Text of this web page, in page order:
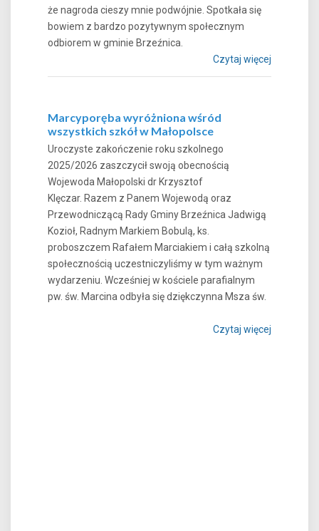
że nagroda cieszy mnie podwójnie. Spotkała się
bowiem z bardzo pozytywnym społecznym
odbiorem w gminie Brzeźnica.
Czytaj więcej
Marcyporęba wyróżniona wśród
wszystkich szkół w Małopolsce
Uroczyste zakończenie roku szkolnego
2025/2026 zaszczycił swoją obecnością
Wojewoda Małopolski dr Krzysztof
Klęczar. Razem z Panem Wojewodą oraz
Przewodniczącą Rady Gminy Brzeźnica Jadwigą
Kozioł, Radnym Markiem Bobulą, ks.
proboszczem Rafałem Marciakiem i całą szkolną
społecznością uczestniczyliśmy w tym ważnym
wydarzeniu. Wcześniej w kościele parafialnym
pw. św. Marcina odbyła się dziękczynna Msza św.
Czytaj więcej